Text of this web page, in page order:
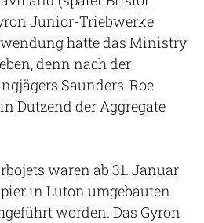
Junior-Triebwerke
hatte das Ministry
denn nach der
Saunders-Roe
Dutzend der Aggregate
waren ab 31. Januar
in Luton umgebauten
worden. Das Gyron